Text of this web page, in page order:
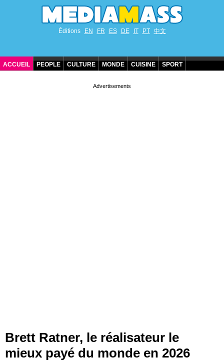
Éditions EN FR ES DE IT PT 中文
ACCUEIL PEOPLE CULTURE MONDE CUISINE SPORT
Brett Ratner, le réalisateur le
mieux payé du monde en 2026